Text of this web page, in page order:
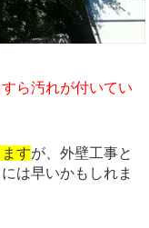
すら汚れが付いてい
すが、外壁工事と
は早いかもしれま